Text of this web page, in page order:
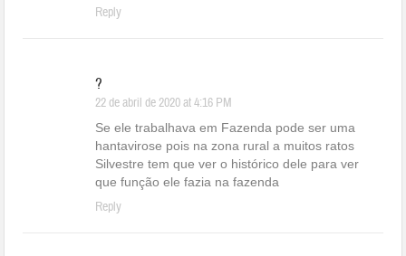
Reply
?
22 de abril de 2020 at 4:16 PM
Se ele trabalhava em Fazenda pode ser uma
hantavirose pois na zona rural a muitos ratos
Silvestre tem que ver o histórico dele para ver
que função ele fazia na fazenda
Reply